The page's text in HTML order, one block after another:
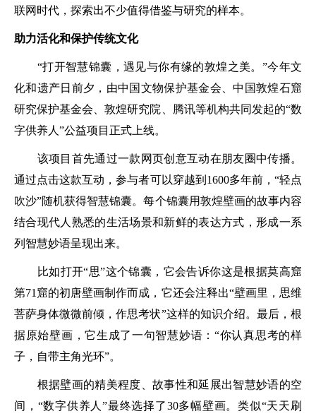
联网时代，探索出不少值得借鉴与研究的样本。
助力活化和保护传统文化
“打开智慧锦囊，遇见与你有缘的敦煌之美。”今年文
化和遗产日前夕，由中国文物保护基金会、中国敦煌石窟
研究保护基金会、敦煌研究院、腾讯等机构共同发起的“数
字供养人”公益项目正式上线。
该项目首先通过一款网页创意互动在朋友圈中传播。
通过点击这款互动，参与者可以穿越到1600多年前，“轻点
吹沙”随机获得智慧锦囊。每个锦囊用敦煌壁画的故事内容
结合现代人熟悉的生活场景和新鲜的表达方式，形成一系
列智慧妙语呈现出来。
比如打开“思”这个锦囊，它会告诉你这是根据莫高窟
第71窟的初唐壁画制作而成，它还会注释出“壁画里，思维
菩萨身体微微前倾，作思考状”这样的知识介绍。最后，根
据原始壁画，它生成了一句智慧妙语：“你认真思考的样
子，自带主角光环”。
根据壁画的精美程度、故事性和延展出智慧妙语的空
间，“数字供养人”最终选择了30多幅壁画。类似“天天刷